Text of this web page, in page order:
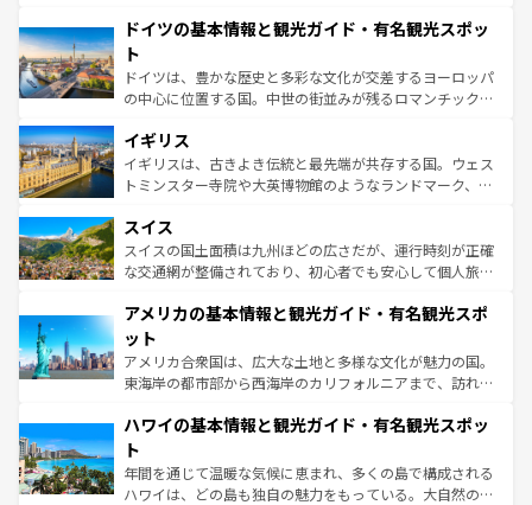
せる。地方によって風土や気候が異なるスペインはその個
ンテンツ一覧 を参照してほしい。
で、幅広い魅力が詰まっている。華麗な宮殿、歴史的な大
聖堂、美しいビーチ、そして豊かな自然が、訪れる者を心
から魅了する。また、フランスは美食の国としても知ら
れ、フランス料理はユネスコ無形文化遺産にも登録されて
香り高いラベンダー畑など、多彩な楽しみ方が可能だ。さ
らに、パリ以外の地域にも魅力が溢れており、どの街角に
も豊かな歴史と文化が息づいている。パリ以外の個性あふ
を参照してほしい。
ドイツの基本情報と観光ガイド・有名観光スポッ
ト
ドイツは、豊かな歴史と多彩な文化が交差するヨーロッパ
の中心に位置する国。中世の街並みが残るロマンチック街
顔を持つこの国は、どこを歩いても飽きることがない。ベ
ルリンの文化的活気、バイエルン州のアルプスの絶景、そ
してライン川沿いのワイン畑といった風景は必見。ビール
は、お酒好きな人にはぜひ体験してほしい。 なお、新着の
ドイツ情報はコンテンツ一覧を参照してほしい。
イギリス
イギリスは、古きよき伝統と最先端が共存する国。ウェス
トミンスター寺院や大英博物館のようなランドマーク、歴
リアごとに異なる魅力がある。また、優雅なアフタヌーン
ティー、ビール好きにはたまらない英国パブ、サッカー観
戦など、本場だからこそできる体験も豊富。イギリスを旅
ンツ一覧を参照してほしい。
スイス
スイスの国土面積は九州ほどの広さだが、運行時刻が正確
な交通網が整備されており、初心者でも安心して個人旅行
の建物がそのまま残る町や、スイスならではのユニークな
博物館もあり、アルプス観光だけでなく町歩きも満喫する
ことができる。国民の所得が高いため物価も高いが、旅行
者向けの交通パス提供のサービスもあり、うまく活用すれ
着のスイス情報はコンテンツ一覧を参照してほしい。
アメリカの基本情報と観光ガイド・有名観光スポ
ット
アメリカ合衆国は、広大な土地と多様な文化が魅力の国。
東海岸の都市部から西海岸のカリフォルニアまで、訪れる
のような巨大都市は、観光、ショッピング、エンターテイ
ンメントが詰まった刺激的なスポットだ。一方、アメリカ
西部には大自然が広がり、グランドキャニオンやイエロー
ストーン国立公園といった絶景が堪能できる。さらに、南
ハワイの基本情報と観光ガイド・有名観光スポッ
ト
年間を通じて温暖な気候に恵まれ、多くの島で構成される
ハワイは、どの島も独自の魅力をもっている。大自然の神